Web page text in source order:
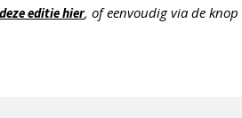
editie hier, of eenvoudig via de knop